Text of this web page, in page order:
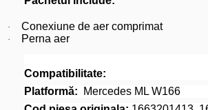
· Conexiune de aer comprimat
· Perna aer
Compatibilitate:
Platformă: Mercedes ML W166